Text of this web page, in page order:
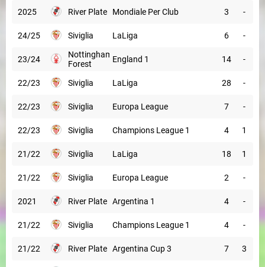
2025 River Plate Mondiale Per Club 3 -
24/25 Siviglia LaLiga 6 -
23/24
Nottingham
Forest
England 1 14 -
22/23 Siviglia LaLiga 28 -
22/23 Siviglia Europa League 7 -
22/23 Siviglia Champions League 1 4 1
21/22 Siviglia LaLiga 18 1
21/22 Siviglia Europa League 2 -
2021 River Plate Argentina 1 4 -
21/22 Siviglia Champions League 1 4 -
21/22 River Plate Argentina Cup 3 7 3